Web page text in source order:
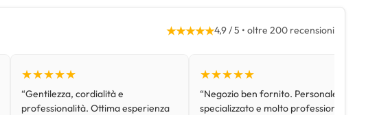
★★★★★4,9 / 5 • oltre 200 recensioni
★★★★★
“Gentilezza, cordialità e
professionalità. Ottima esperienza
★★★★★
“Negozio ben fornito. Personale
specializzato e molto professionale.